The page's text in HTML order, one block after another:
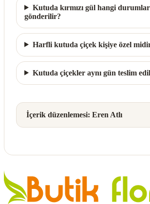
Kutuda kırmızı gül hangi
gönderilir?
Harfli kutuda çiçek kişiye özel
Kutuda çiçekler aynı gün teslim
İçerik düzenlemesi: Eren Atlı